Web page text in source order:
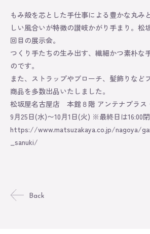
Online Store
もみ殻を芯とした手仕事による豊かな丸み
しい風合いが特徴の讃岐かがり手まり。松
回目の展示会。
つくり手たちの生み出す、繊細かつ素朴な
のです。
また、ストラップやブローチ、髪飾りなど
商品を多数出品いたしました。
松坂屋名古屋店 本館８階 アンテナプラス
9月25日(水)〜10月1日(火) ※最終日は16:00
https://www.matsuzakaya.co.jp/nagoya/
_sanuki/
Back